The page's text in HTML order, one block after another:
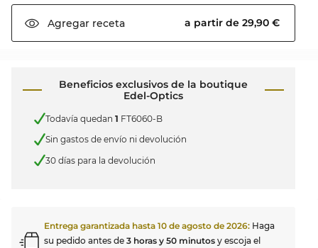
Agregar receta a partir de 29,90 €
Beneficios exclusivos de la boutique
Edel-Optics
Todavía quedan 1 FT6060-B
Sin gastos de envío ni devolución
30 días para la devolución
Entrega garantizada hasta 10 de agosto de 2026: Haga
su pedido antes de 3 horas y 50 minutos y escoja el